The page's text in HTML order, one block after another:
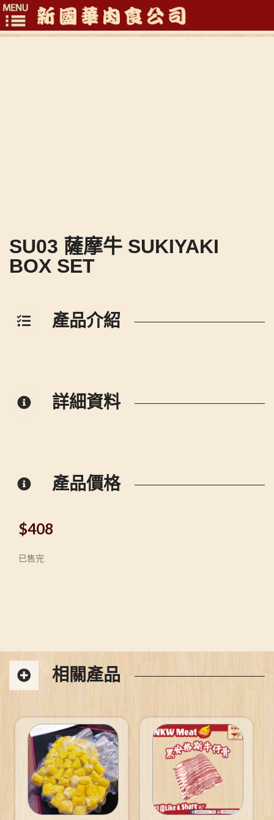
Toggle
SU03 薩摩牛 SUKIYAKI
BOX SET
產品介紹
詳細資料
產品價格
$408
已售完
相關產品